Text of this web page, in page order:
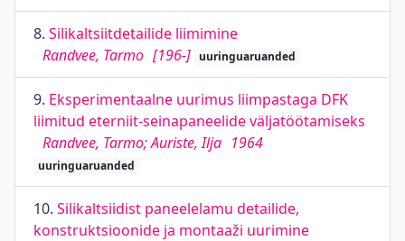
8. Silikaltsiitdetailide liimimine
Randvee, Tarmo [196-] uuringuaruanded
9. Eksperimentaalne uurimus liimpastaga DFK
liimitud eterniit-seinapaneelide väljatöötamiseks
Randvee, Tarmo; Auriste, Ilja 1964
uuringuaruanded
10. Silikaltsiidist paneelelamu detailide,
konstruktsioonide ja montaaži uurimine